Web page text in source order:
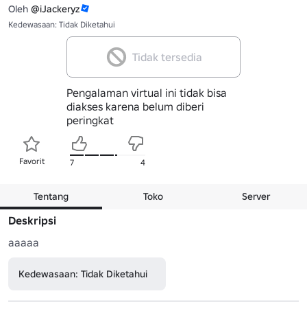
Oleh @iJackeryz
Kedewasaan: Tidak Diketahui
Tidak tersedia
Pengalaman virtual ini tidak bisa
diakses karena belum diberi
peringkat
Favorit 7 4
Tentang Toko Server
Deskripsi
aaaaa
Kedewasaan: Tidak Diketahui